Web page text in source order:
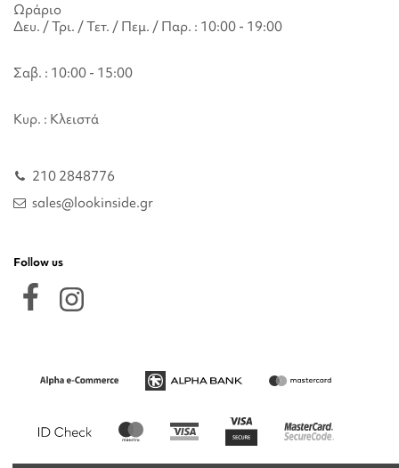
Ωράριο
Δευ. / Τρι. / Τετ. / Πεμ. / Παρ. : 10:00 - 19:00
Σαβ. : 10:00 - 15:00
Κυρ. : Κλειστά
210 2848776
sales@lookinside.gr
Follow us